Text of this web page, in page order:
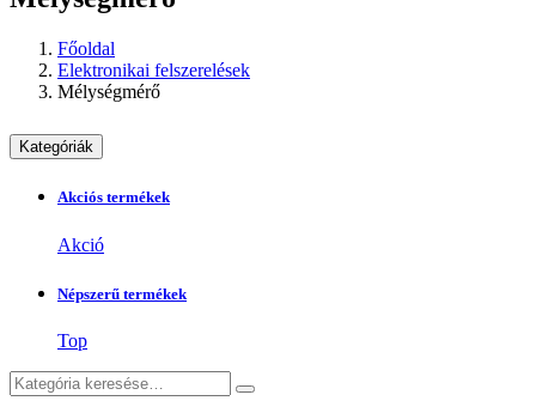
Főoldal
Elektronikai felszerelések
Mélységmérő
Kategóriák
Akciós termékek
Akció
Népszerű termékek
Top